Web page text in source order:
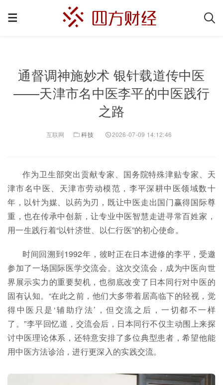
通督调神施妙术 银针载道传中医
——天津市名中医李平的中医践行
之路
互联网 科技 2026-07-09 14:12:46
作为卫生部突出贡献专家、国务院特殊津贴专家、天
津市名中医、天津市劳动模范，李平深耕中医领域数十
年，以针为媒、以药为刃，既让中医走出国门赢得国际尊
重，也在传承中创新，让专业中医智慧走进寻常百姓家，
用一生践行着“以针济世、以仁行医”的初心使命。
时间回溯到1992年，彼时正在日本进修的李平，受邀
参加了一场国际医学交流会。这次交流会，成为中医向世
界展示实力的重要契机，也彻底改变了日本同行对中医的
固有认知。“在此之前，他们大多带着居高临下的轻视，觉
得中医只是‘辅助疗法’，但交流之后，一切都不一样
了。”李平回忆道，交流会后，日本同行不仅主动围上来探
讨中医理论体系，还特意安排了多位典型患者，希望他能
用中医方法诊治，进行更深入的实践交流。